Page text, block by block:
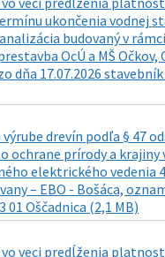
ukončenia vodnej
budovaný v
OcÚ a MŠ Očkov,
dňa 17.07.2026
drevín podľa § 47
o ochrane prírody a
elektrického vedenia
– EBO - Bošáca,
01 Oščadnica (2,1 MB)
veci predĺženia